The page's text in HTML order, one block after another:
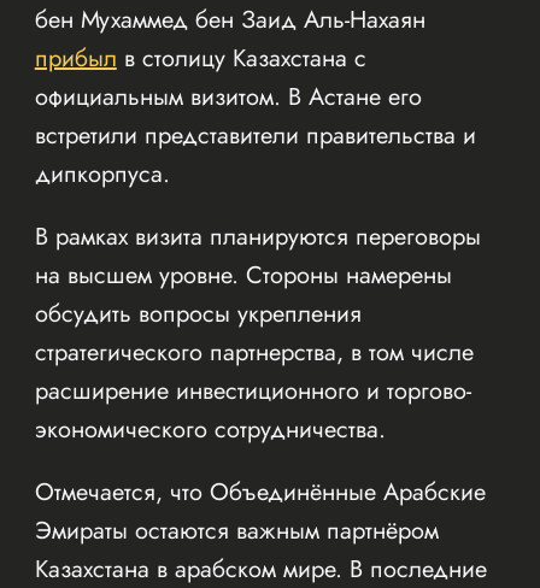
бен Мухаммед бен Заид Аль-Нахаян
прибыл в столицу Казахстана с
официальным визитом. В Астане его
встретили представители правительства и
дипкорпуса.
В рамках визита планируются переговоры
на высшем уровне. Стороны намерены
обсудить вопросы укрепления
стратегического партнерства, в том числе
расширение инвестиционного и торгово-
экономического сотрудничества.
Отмечается, что Объединённые Арабские
Эмираты остаются важным партнёром
Казахстана в арабском мире. В последние